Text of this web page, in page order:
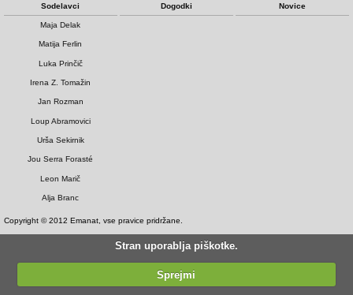
Sodelavci
Maja Delak
Matija Ferlin
Luka Prinčič
Irena Z. Tomažin
Jan Rozman
Loup Abramovici
Urša Sekirnik
Jou Serra Forasté
Leon Marič
Alja Branc
Dogodki Novice
Copyright © 2012 Emanat, vse pravice pridržane.
Stran uporablja piškotke.
Sprejmi